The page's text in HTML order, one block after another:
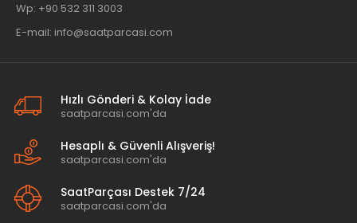
Wp: +90 532 311 3003
E-mail: info@saatparcasi.com
Hızlı Gönderi & Kolay İade
saatparcasi.com'da
Hesaplı & Güvenli Alışveriş!
saatparcasi.com'da
SaatParçası Destek 7/24
saatparcasi.com'da